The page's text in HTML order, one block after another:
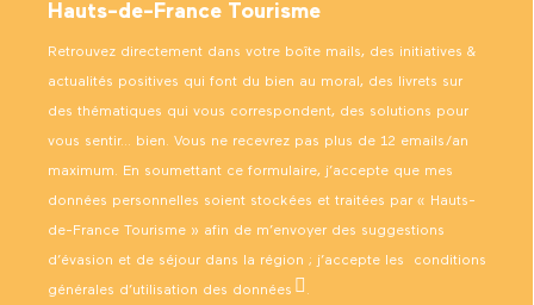
Hauts-de-France Tourisme
Retrouvez directement dans votre boîte mails, des initiatives &
actualités positives qui font du bien au moral, des livrets sur
des thématiques qui vous correspondent, des solutions pour
vous sentir… bien. Vous ne recevrez pas plus de 12 emails/an
maximum. En soumettant ce formulaire, j’accepte que mes
données personnelles soient stockées et traitées par « Hauts-
de-France Tourisme » afin de m’envoyer des suggestions
d’évasion et de séjour dans la région ; j’accepte les conditions
générales d’utilisation des données .